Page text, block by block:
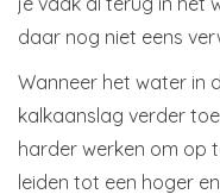
daar nog niet eens
Wanneer het water in
kalkaanslag verder
harder werken om op
leiden tot een hoger